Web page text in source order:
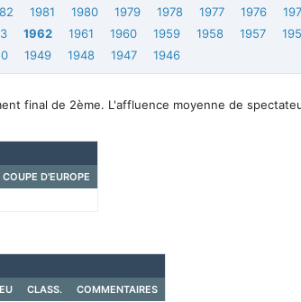
1981 1980 1979 1978 1977 1976
1962 1961 1960 1959 1958 1957
1949 1948 1947 1946
final de 2ème. L'affluence moyenne de
COUPE D'EUROPE
CLASS. COMMENTAIRES